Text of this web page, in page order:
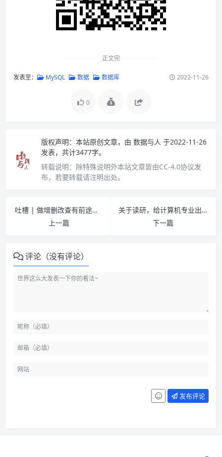
正文完
发表至： MySQL 数据 数据库 2022-11-26
0
版权声明： 本站原创文章，由 数据与人 于2022-11-26
发表，共计3477字。
转载说明： 除特殊说明外本站文章皆由CC-4.0协议发
布，若要转载请注明出处。
吐槽 | 做增删改查有前途么？
上一篇
关于读研，给计算机专业出身的同学们的小建议
下一篇
评论（没有评论）
发布评论